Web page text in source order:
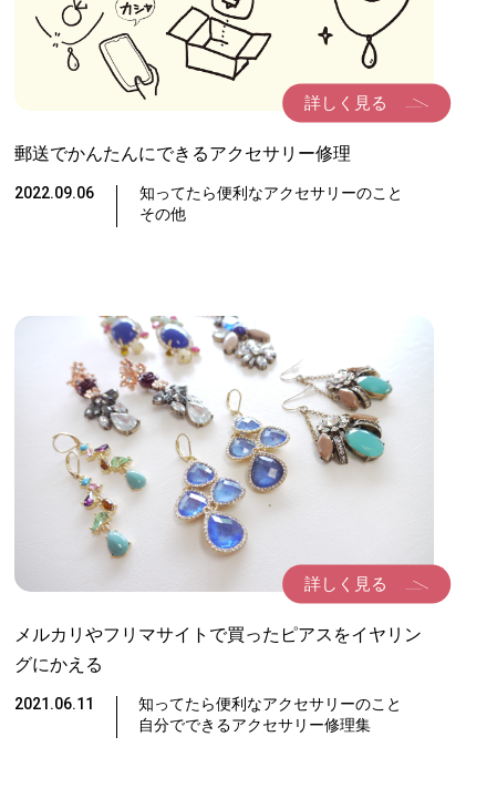
詳しく見る
郵送でかんたんにできるアクセサリー修理
2022.09.06
知ってたら便利なアクセサリーのこと
その他
詳しく見る
メルカリやフリマサイトで買ったピアスをイヤリン
グにかえる
2021.06.11
知ってたら便利なアクセサリーのこと
自分でできるアクセサリー修理集